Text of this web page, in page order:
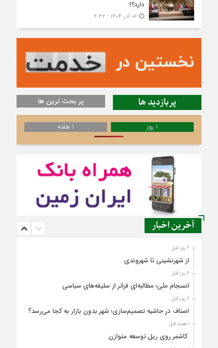
دارد؟!
۰۶ آذر ۱۴۰۴ - ۹:۳۲
پربازدید ها پر بحث ترین ها
1 روز 1 هفته
آخرین اخبار
6 روز قبل
از شهرنشینی تا شهروندی
6 روز قبل
انسجام ملی؛ مطالبه‌ای فراتر از سلیقه‌های سیاسی
6 روز قبل
اصناف در حاشیه تصمیم‌سازی؛ شهر بدون بازار به کجا می‌رسد؟
1 هفته قبل
کاشمر روی ریل توسعه متوازن